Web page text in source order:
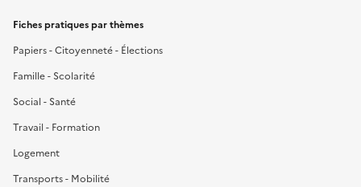
Fiches pratiques par thèmes
Papiers - Citoyenneté - Élections
Famille - Scolarité
Social - Santé
Travail - Formation
Logement
Transports - Mobilité